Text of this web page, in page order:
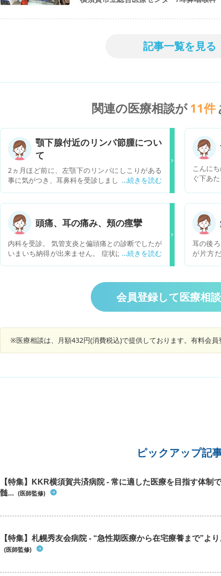
記事一覧を見る
関連の医療相談が11件
顎下腺付近のリンパ節腫につい
て
2ヵ月ほど前に、左顎下のリンパにしこりがある
事に気がつき、耳鼻科を受診しました。 血液検査
と言われ、右側のリンパ節にも1.５センチ程度の
リンパ節の腫脹が3個4個程度見られるが、血液検
査の結果がそんなに悪くないから、気にしなくて
良いと診断を受けました。 右脇腹から、背中にか
けて痛みが出ている事も話しましたが、なにか体
に異常があれば必ず血液検査に反応するから何も
心配いらないと言われたのですが、 このままにし
は、夕方になると微熱が出る、倦怠感、肩こり、
こんに
ぐ下あ
に行き
そのし
いると
のです
るかも
が少し
しょう
ってい
結果を
ントゲ
でした
ます。
頭痛、耳の痛み、頬の痙攣
内科を受診。 気管支炎と偏頭痛との診断でしたが
いまいち納得が出来ません。 症状は1週間以上続
は耳の下、首、顎の下などそれら周辺に痛みがあ
ります。ハッキリと自分でも場所がわからないの
ですが違和感というか痛みがあります。腫れてる
ように感じますが見てみても触っても腫れは確認
えています。 また、一日で数回、右頬ら辺が痙攣
することがあり、それも気になります。 私は何科
耳の後
が片方
会員登録して医療相
※医療相談は、月額432円(消費税込)で提供しております。有料会
ピックアップ記
【特集】KKR横須賀共済病院 - 常に適した医療を目指す体制
髄... (医師監修)
【特集】札幌秀友会病院 - “急性期医療から在宅療養まで”よ
(医師監修)